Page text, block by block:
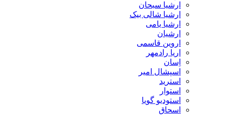
ارشیا سبحان
ارشیا شالی بیک
ارشیا یامی
ارشیان
اروین قاسمی
اریا رادمهر
اِسان
اسپشال امیر
استرید
استوار
استودیو گویا
اسحاق